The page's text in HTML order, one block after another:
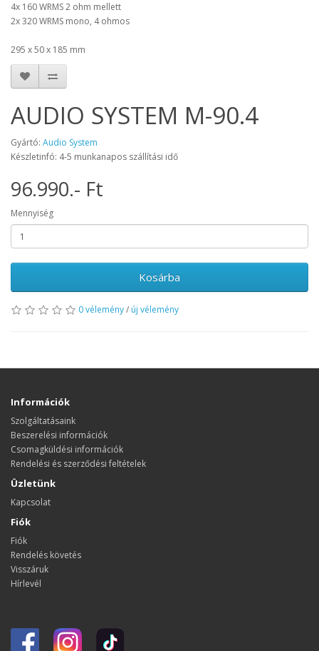
4x 160 WRMS 2 ohm mellett
2x 320 WRMS mono, 4 ohmos
295 x 50 x 185 mm
AUDIO SYSTEM M-90.4
Gyártó: Audio System
Készletinfó: 4-5 munkanapos szállítási idő
96.990.- Ft
Mennyiség
Kosárba
0 vélemény/ új vélemény
Információk
Szolgáltatásaink
Beszerelési információk
Csomagküldési információk
Rendelési és szerződési feltételek
Üzletünk
Kapcsolat
Fiók
Fiók
Rendelés követés
Visszáruk
Hírlevél